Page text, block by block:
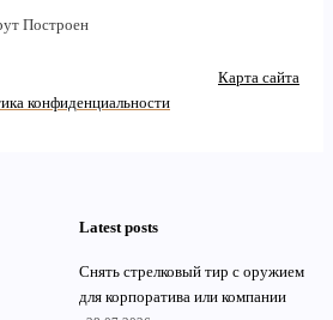
Построен
Карта сайта
конфиденциальности
Latest posts
Снять стрелковый тир с оружием
для корпоратива или компании